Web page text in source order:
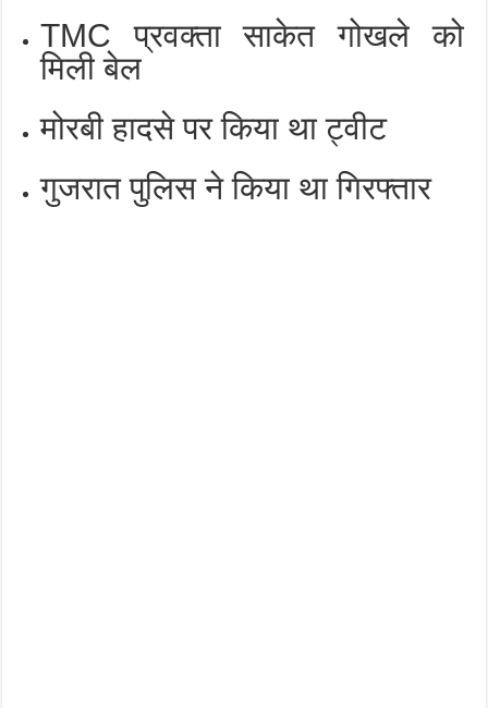
TMC प्रवक्ता साकेत गोखले को
मिली बेल
मोरबी हादसे पर किया था ट्वीट
गुजरात पुलिस ने किया था गिरफ्तार